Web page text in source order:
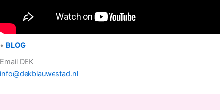
• BLOG
Email DEK
info@dekblauwestad.nl